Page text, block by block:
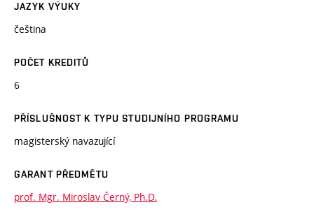
JAZYK VÝUKY
čeština
POČET KREDITŮ
6
PŘÍSLUŠNOST K TYPU STUDIJNÍHO PROGRAMU
magisterský navazující
GARANT PŘEDMĚTU
prof. Mgr. Miroslav Černý, Ph.D.